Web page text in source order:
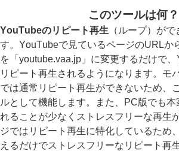
このツールは何？
YouTubeのリピート再生 （ループ）が
す。YouTubeで見ているページのURLか
を「youtube.vaa.jp」に変更するだけで
リピート再生されるようになります。モ
では通常リピート再生ができないため、
ルとして機能します。また、PC版でも
れることが少なくストレスフリーな再生
ジではリピート再生に特化しているため
えるだけでストレスフリーなリピート再